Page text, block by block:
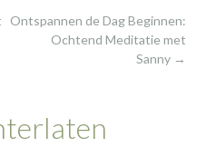
Ontspannen de Dag Beginnen:
Ochtend Meditatie met
Sanny →